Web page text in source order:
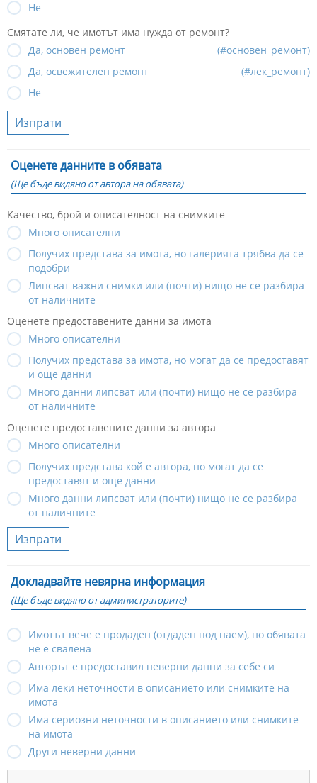
Не
Смятате ли, че имотът има нужда от ремонт?
Да, основен ремонт
(#основен_ремонт)
Да, освежителен ремонт
(#лек_ремонт)
Не
Изпрати
Оценете данните в обявата
(Ще бъде видяно от автора на обявата)
Качество, брой и описателност на снимките
Много описателни
Получих представа за имота, но галерията трябва да се
подобри
Липсват важни снимки или (почти) нищо не се разбира
от наличните
Оценете предоставените данни за имота
Много описателни
Получих представа за имота, но могат да се предоставят
и още данни
Много данни липсват или (почти) нищо не се разбира
от наличните
Оценете предоставените данни за автора
Много описателни
Получих представа кой е автора, но могат да се
предоставят и още данни
Много данни липсват или (почти) нищо не се разбира
от наличните
Изпрати
Докладвайте невярна информация
(Ще бъде видяно от администраторите)
Имотът вече е продаден (отдаден под наем), но обявата
не е свалена
Авторът е предоставил неверни данни за себе си
Има леки неточности в описанието или снимките на
имота
Има сериозни неточности в описанието или снимките
на имота
Други неверни данни